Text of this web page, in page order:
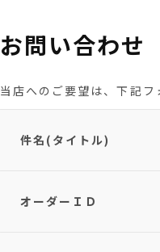
お問い合わせ
当店へのご要望は、下記
件名(タイトル)
オーダーＩＤ